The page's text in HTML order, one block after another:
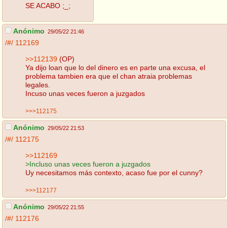
SE ACABO ;_;
Anónimo 29/05/22 21:46
/#/ 112169
>>112139 (OP)
Ya dijo loan que lo del dinero es en parte una excusa, el
problema tambien era que el chan atraia problemas
legales.
Incuso unas veces fueron a juzgados
>>>112175
Anónimo 29/05/22 21:53
/#/ 112175
>>112169
>Incluso unas veces fueron a juzgados
Uy necesitamos más contexto, acaso fue por el cunny?
>>>112177
Anónimo 29/05/22 21:55
/#/ 112176